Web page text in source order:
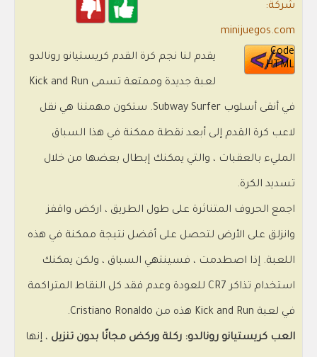
شركة:
minijuegos.com
Code
HTML
يقدم لنا نجم كرة القدم كريستيانو رونالدو
لعبة جديدة وممتعة تسمى Kick and Run
في أنقى أسلوب Subway Surfer. ستكون مهمتنا هي نقل
لاعب كرة القدم إلى أبعد نقطة ممكنة في هذا السباق
المليء بالعقبات ، والتي يمكنك إبطال بعضها من خلال
تسديد الكرة.
اجمع الحروف المتناثرة على طول الطريق ، اركض واقفز
وانزلق على الأرض لتحصل على أفضل نتيجة ممكنة في هذه
اللعبة. إذا اصطدمت ، فسينتهي السباق ، ولكن يمكنك
استخدام تذاكر CR7 للعودة وعدم فقد كل النقاط المتراكمة
في لعبة Kick and Run هذه من Cristiano Ronaldo.
العب كريستيانو رونالدو: ركلة وركض مجانًا بدون تنزيل ، إنها